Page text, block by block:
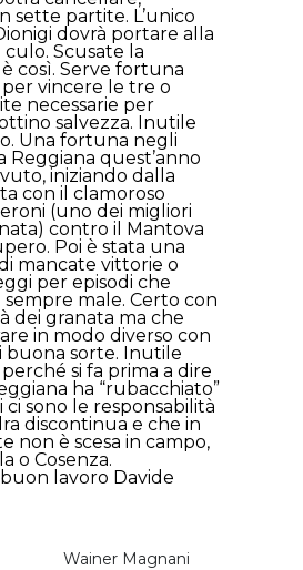
sette partite. L’unico
dovrà portare alla
culo. Scusate la
così. Serve fortuna
vincere le tre o
necessarie per
salvezza. Inutile
Una fortuna negli
Reggiana quest’anno
iniziando dalla
con il clamoroso
(uno dei migliori
contro il Mantova
Poi è stata una
mancate vittorie o
per episodi che
sempre male. Certo con
dei granata ma che
in modo diverso con
buona sorte. Inutile
si fa prima a dire
ha “rubacchiato”
ci sono le responsabilità
discontinua e che in
non è scesa in campo,
o Cosenza.
lavoro Davide
Wainer Magnani